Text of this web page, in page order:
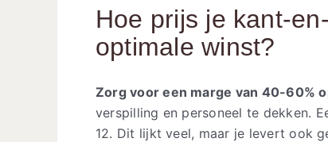
Hoe prijs je kant-
optimale winst?
Zorg voor een marge van 40-60%
verspilling en personeel te dekken.
12. Dit lijkt veel, maar je levert ook